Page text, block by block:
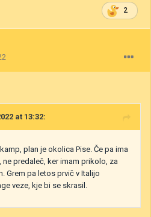
2
at 13:32:
plan je okolica Pise. Če pa ima
predaleč, ker imam prikolo, za
Grem pa letos prvič v Italijo
veze, kje bi se skrasil.